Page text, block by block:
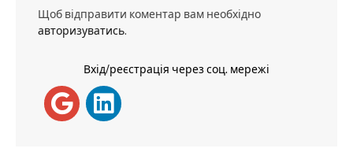
Щоб відправити коментар вам необхідно
авторизуватись.
Вхід/реєстрація через соц. мережі